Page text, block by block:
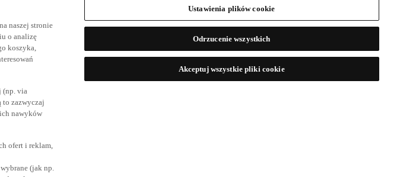
naszej stronie
o analizę
koszyka,
(np. via
to zazwyczaj
nawyków
ofert i reklam,
(jak np.
Ustawienia plików cookie
Odrzucenie wszystkich
Akceptuj wszystkie pliki cookie